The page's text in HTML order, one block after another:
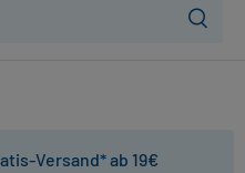
Versand* ab 19€